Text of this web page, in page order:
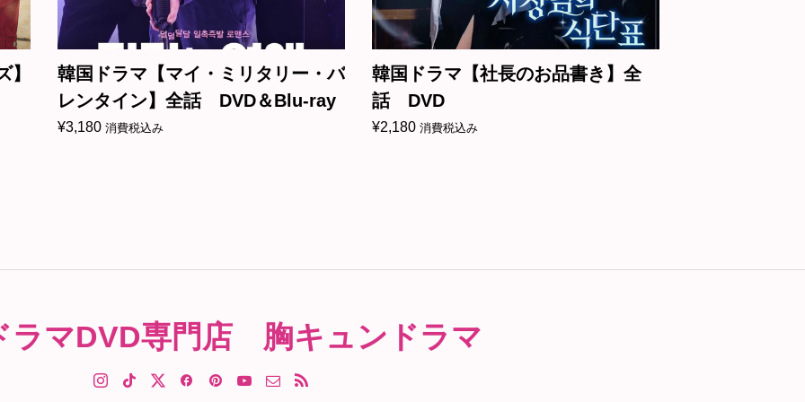
韓国ドラマ【マイ・ミリタリー・バ
レンタイン】全話 DVD＆Blu-ray
¥3,180 消費税込み
韓国ドラマ【社長のお品書き】全
話 DVD
¥2,180 消費税込み
ラマDVD専門店 胸キュンドラマ